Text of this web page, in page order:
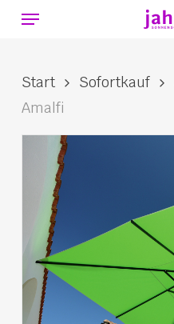
Skip
content
Menu
Start Sofortkauf
Amalfi